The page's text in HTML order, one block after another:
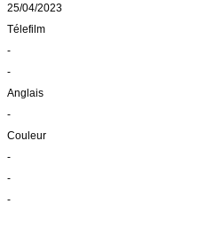
25/04/2023
Télefilm
-
-
Anglais
-
Couleur
-
-
-